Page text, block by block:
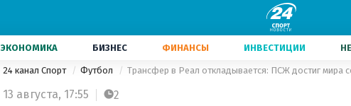
ЭКОНОМИКА БИЗНЕС ФИНАНСЫ ИНВЕСТИЦИИ
24 канал Спорт Футбол Трансфер в Реал откладывается: ПСЖ достиг мира
13 августа, 17:55 2